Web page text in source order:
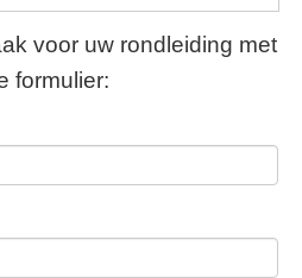
voor uw rondleiding met
formulier: